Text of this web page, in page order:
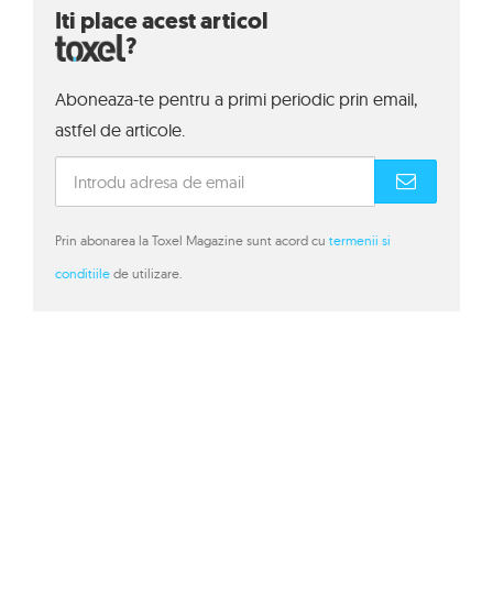
Iti place acest articol
?
Aboneaza-te pentru a primi periodic prin email,
astfel de articole.
Prin abonarea la Toxel Magazine sunt acord cu termenii si
conditiile de utilizare.